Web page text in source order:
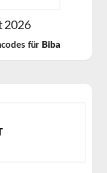
2026
für Biba